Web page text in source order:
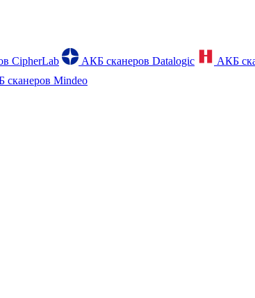
CipherLab АКБ сканеров Datalogic АКБ
сканеров Mindeo